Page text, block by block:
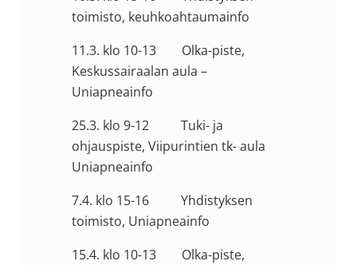
toimisto, keuhkoahtaumainfo
11.3. klo 10-13 Olka-piste,
Keskussairaalan aula –
Uniapneainfo
25.3. klo 9-12 Tuki- ja
ohjauspiste, Viipurintien tk- aula
Uniapneainfo
7.4. klo 15-16 Yhdistyksen
toimisto, Uniapneainfo
15.4. klo 10-13 Olka-piste,